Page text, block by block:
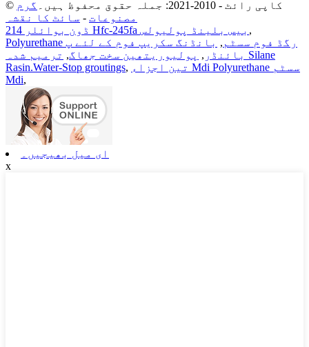
© کاپی رائٹ - 2010-2021: جملہ حقوق محفوظ ہیں۔
گرم
مصنوعات - سائٹ کا نقشہ
ڈون بوائلر 214 Hfc-245fa بیس بلینڈ پولیولس ,
Polyurethane رگڈ فوم سسٹم , بانڈنگ سکریپ فوم کے لئے پ
بائنڈر , پولیوریتھین سخت جھاگ, ترمیم شدہ Silane
Rasin.Water-Stop groutings, تین اجزاء Mdi Polyurethane سسٹم
Mdi,
ای میل بھیجیں۔
x